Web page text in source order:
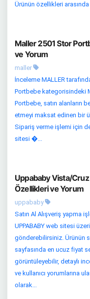
Ürünün özellikleri
Maller 2501 Stor
ve Yorum
maller
İnceleme MALLER
Portbebe kategorisindeki
Portbebe, satın alanların
etmeyi maksat edinen bir
Sipariş verme işlemi için
sitesi �...
Uppababy Vista/
Özellikleri ve Yorum
uppababy
Satın Al Alışveriş yapma
UPPABABY web sitesi
gönderebilirsiniz. Ürünün
sayfasında en ucuz fiyat
görüntüleyebilir, detaylı
ve kullanıcı yorumlarına
olarak...